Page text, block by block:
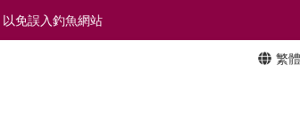
門市取貨/安裝
免誤入釣魚網站
繁